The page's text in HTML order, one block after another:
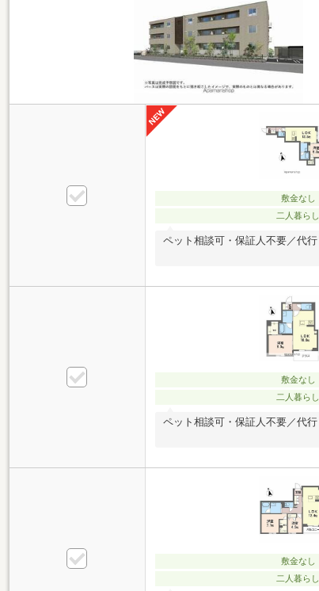
敷金なし
二人暮らし
ペット相談可・保証人不要／代行
敷金なし
二人暮らし
ペット相談可・保証人不要／代行
敷金なし
二人暮らし